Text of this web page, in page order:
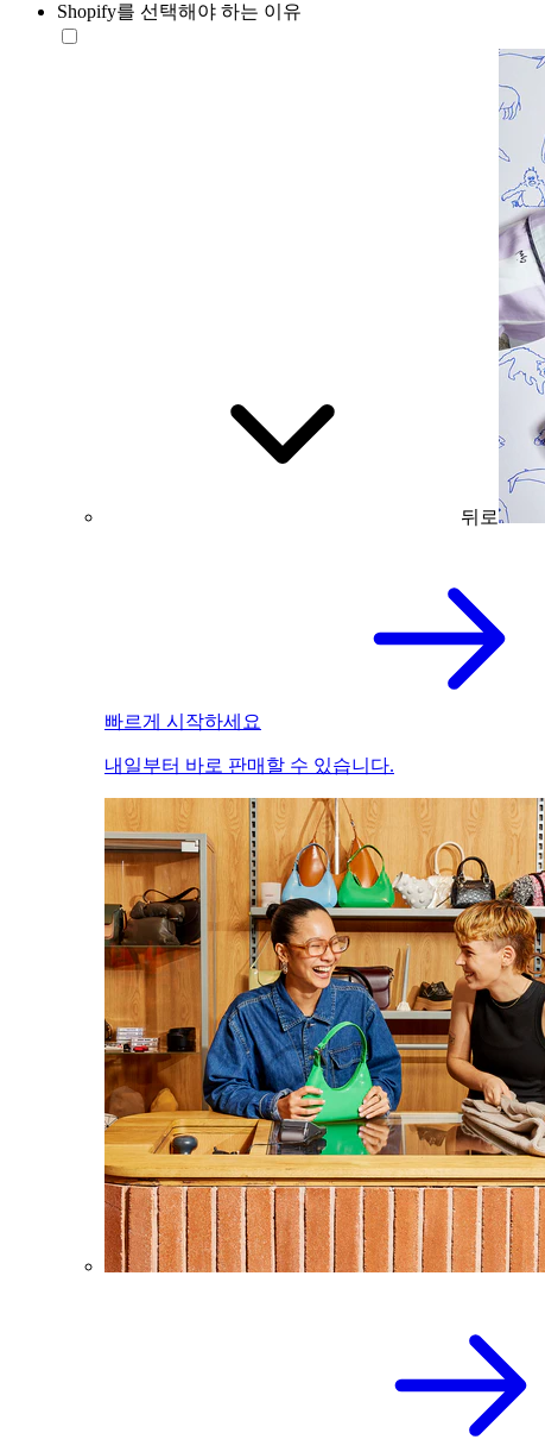
Shopify를 선택해야 하는 이유
뒤로
빠르게 시작하세요
내일부터 바로 판매할 수 있습니다.